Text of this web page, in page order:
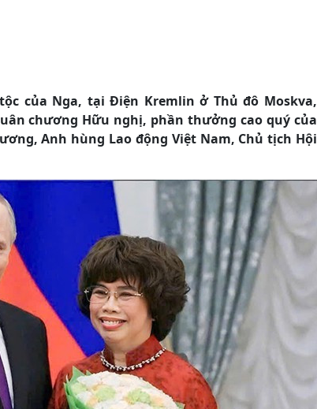
của Nga, tại Điện Kremlin ở Thủ đô Moskva,
chương Hữu nghị, phần thưởng cao quý của
Anh hùng Lao động Việt Nam, Chủ tịch Hội